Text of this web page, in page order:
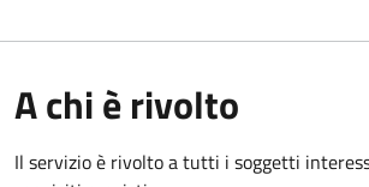
A chi è rivolto
Il servizio è rivolto a tutti i soggetti